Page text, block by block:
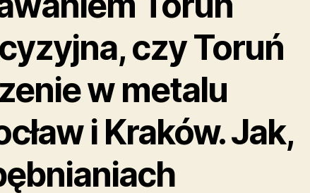
czy Toruń
w metalu
i Kraków. Jak,